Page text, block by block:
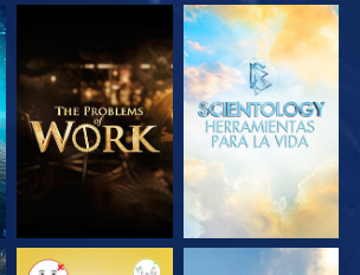
EXPLORA LAS
SERIES
EXPLORA LAS
SERIES